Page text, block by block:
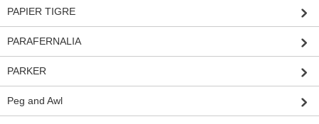
PAPIER TIGRE
PARAFERNALIA
PARKER
Peg and Awl